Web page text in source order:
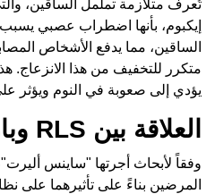
تُعرف متلازمة تململ الساقين،
إيكبوم، بأنها اضطراب عصبي
الساقين، مما يدفع الأشخاص
متكرر للتخفيف من هذا الانزعاج.
يؤدي إلى صعوبة في النوم ويؤثر
العلاقة بين RLS وباركنسون
وفقاً لأبحاث أجرتها "ساينس
المرضين بناءً على تأثيرهما على